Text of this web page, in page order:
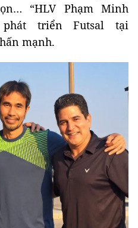
“HLV Phạm Minh
triển Futsal tại
mạnh.